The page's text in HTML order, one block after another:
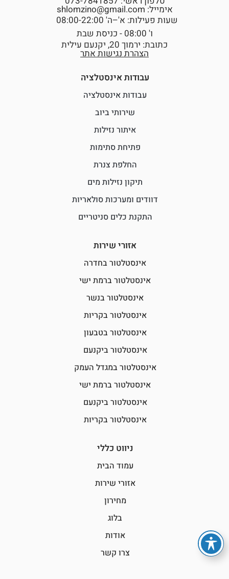
אימייל: shlomzino@gmail.com
שעות פעילות: א'–ה' 08:00-22:00
ו' 08:00 - כניסת שבת
כתובת: ירמוך 20, יקנעם עילית
הצהרת נגישות אתר
עבודות אינסטלציה
עבודות אינסטלציה
שירותי ביוב
איתור נזילות
פתיחת סתימות
החלפת צנרת
תיקון נזילות מים
דוודים ומערכות סולאריות
התקנת כלים סניטריים
אזורי שירות
אינסטלטור בחדרה
אינסטלטור ברמת ישי
אינסטלטור בנשר
אינסטלטור בקריות
אינסטלטור בטבעון
אינסטלטור ביקנעם
אינסטלטור במגדל העמק
אינסטלטור ברמת ישי
אינסטלטור ביקנעם
אינסטלטור בקריות
ניווט כללי
עמוד הבית
אזורי שירות
מחירון
בלוג
אודות
צרו קשר